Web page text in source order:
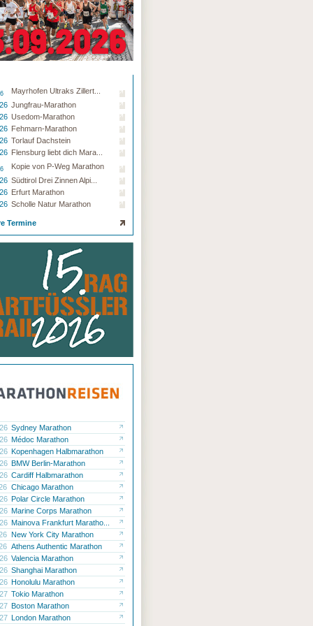
Mayrhofen Ultraks Zillert...
Jungfrau-Marathon
Usedom-Marathon
Fehmarn-Marathon
Torlauf Dachstein
Flensburg liebt dich Mara...
Kopie von P-Weg Marathon
Südtirol Drei Zinnen Alpi...
Erfurt Marathon
Scholle Natur Marathon
Termine
Sydney Marathon
Médoc Marathon
Kopenhagen Halbmarathon
BMW Berlin-Marathon
Cardiff Halbmarathon
Chicago Marathon
Polar Circle Marathon
Marine Corps Marathon
Mainova Frankfurt Maratho...
New York City Marathon
Athens Authentic Marathon
Valencia Marathon
Shanghai Marathon
Honolulu Marathon
Tokio Marathon
Boston Marathon
London Marathon